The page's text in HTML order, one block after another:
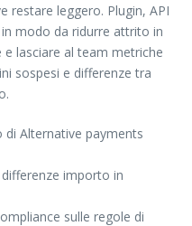
restare leggero. Plugin, API
modo da ridurre attrito in
lasciare al team metriche
sospesi e differenze tra
di Alternative payments
importo in
sulle regole di